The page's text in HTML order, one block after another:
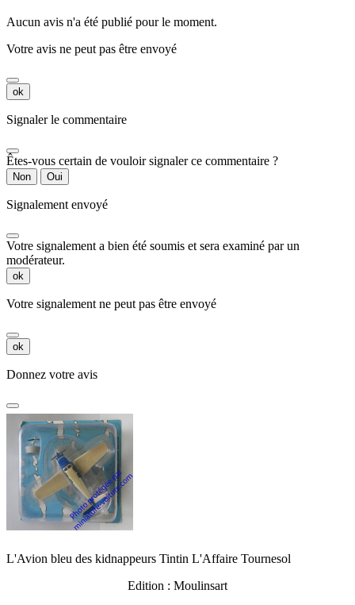
Aucun avis n'a été publié pour le moment.
Votre avis ne peut pas être envoyé
ok
Signaler le commentaire
Êtes-vous certain de vouloir signaler ce commentaire ?
Non Oui
Signalement envoyé
Votre signalement a bien été soumis et sera examiné par un
modérateur.
ok
Votre signalement ne peut pas être envoyé
ok
Donnez votre avis
L'Avion bleu des kidnappeurs Tintin L'Affaire Tournesol
Edition : Moulinsart